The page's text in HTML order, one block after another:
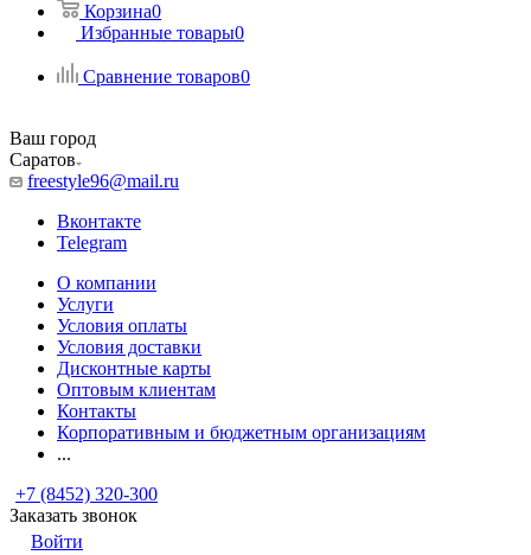
Корзина0
Избранные товары0
Сравнение товаров0
Ваш город
Саратов
freestyle96@mail.ru
Вконтакте
Telegram
О компании
Услуги
Условия оплаты
Условия доставки
Дисконтные карты
Оптовым клиентам
Контакты
Корпоративным и бюджетным организациям
...
+7 (8452) 320-300
Заказать звонок
Войти